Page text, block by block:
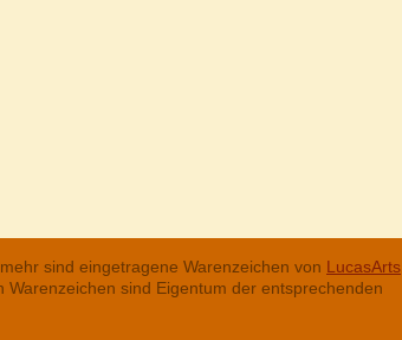
sind eingetragene Warenzeichen von LucasArts,
sind Eigentum der entsprechenden